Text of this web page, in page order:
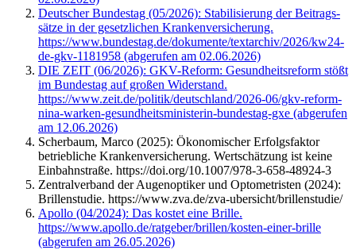
Deutscher Bundestag (05/2026): Stabilisierung der Beitrags­
sätze in der gesetzlichen Krankenversicherung.
https://www.bundestag.de/dokumente/textarchiv/2026/kw24-
de-gkv-1181958 (abgerufen am 02.06.2026)
DIE ZEIT (06/2026): GKV-Reform: Gesundheitsreform stößt
im Bundestag auf großen Widerstand.
https://www.zeit.de/politik/deutschland/2026-06/gkv-reform-
nina-warken-gesundheitsministerin-bundestag-gxe (abgerufen
am 12.06.2026)
Scherbaum, Marco (2025): Ökonomischer Erfolgsfaktor
betriebliche Krankenversicherung. Wertschätzung ist keine
Einbahnstraße. https://doi.org/10.1007/978-3-658-48924-3
Zentralverband der Augenoptiker und Optometristen (2024):
Brillenstudie. https://www.zva.de/zva-ubersicht/brillenstudie/
Apollo (04/2024): Das kostet eine Brille.
https://www.apollo.de/ratgeber/brillen/kosten-einer-brille
(abgerufen am 26.05.2026)